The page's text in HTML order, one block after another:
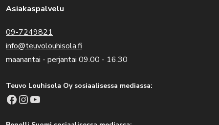
Asiakaspalvelu
09-7249821
info@teuvolouhisola.fi
maanantai - perjantai 09.00 - 16.30
Teuvo Louhisola Oy sosiaalisessa mediassa:
Facebook Instagram YouTube